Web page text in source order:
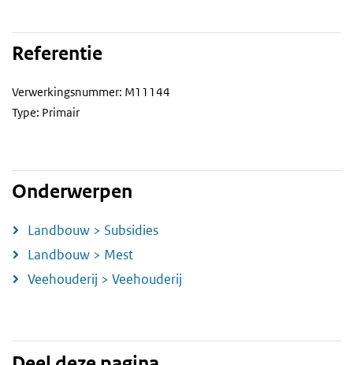
Referentie
Verwerkingsnummer: M11144
Type: Primair
Onderwerpen
Landbouw > Subsidies
Landbouw > Mest
Veehouderij > Veehouderij